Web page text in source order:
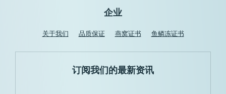
企业
关于我们 品质保证 燕窝证书 鱼鳞冻证书
订阅我们的最新资讯